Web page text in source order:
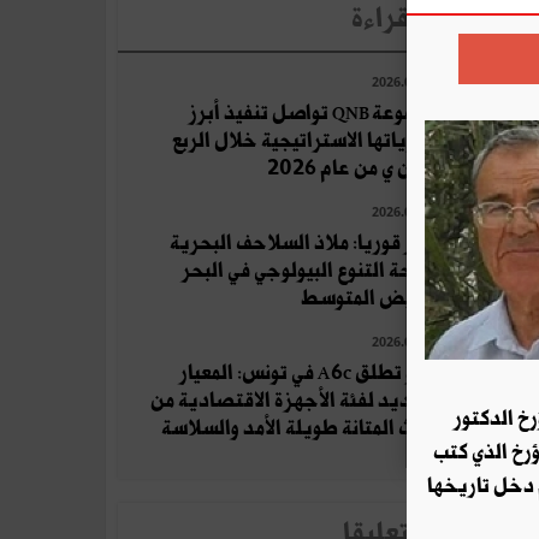
الأكثر قراءة
2026.07.29
مجموعة QNB تواصل تنفيذ أبرز
أولوياتها الاستراتيجية خلال الربع
الثان ي من عام 2026
2026.07.17
جزر قوريا: ملاذ السلاحف البحرية
وواحة التنوع البيولوجي في البحر
الأبيض المتوسط
2026.08.04
أوبو تطلق A6c في تونس: المعيار
الجديد لفئة الأجهزة الاقتصادية من
حيث المتانة طويلة الأمد والسلاسة
الدكتور
الذي كتب
دخل تاريخها